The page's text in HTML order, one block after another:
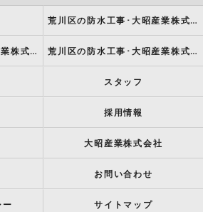
荒川区の防水工事･大昭産業株式会社の口コミ情報
荒川区の防水工事･大昭産業株式会社の評判 荒川区の防水工事･大昭産業株式会社のお客様の声
スタッフ
採用情報
大昭産業株式会社
お問い合わせ
サイトマップ